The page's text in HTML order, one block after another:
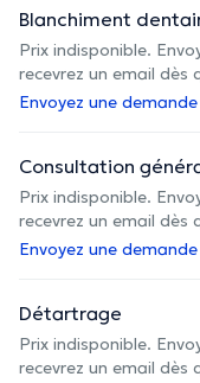
Blanchiment
Prix indisponible.
recevrez un email dès
Envoyez une
Consultation
Prix indisponible.
recevrez un email dès
Envoyez une
Détartrage
Prix indisponible.
recevrez un email dès